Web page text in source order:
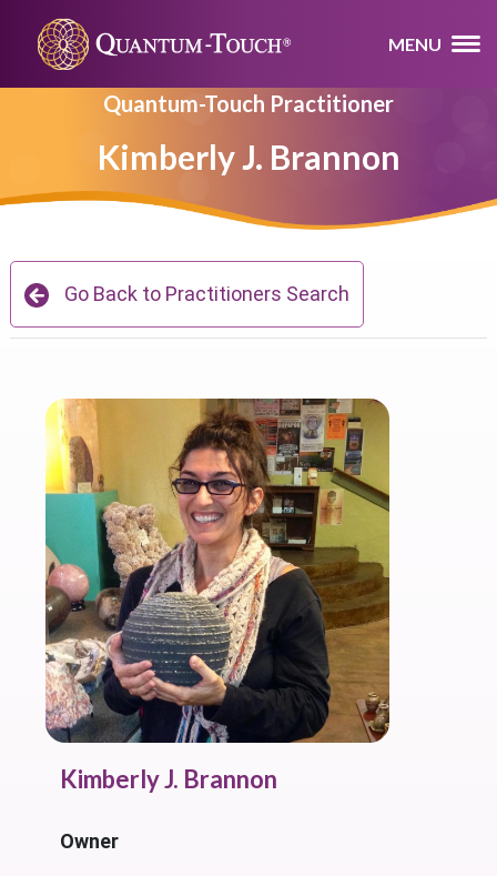
MENU
Quantum-Touch Practitioner
Kimberly J. Brannon
Go Back to Practitioners Search
Kimberly J. Brannon
Owner